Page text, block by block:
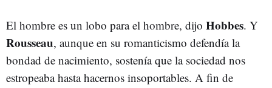
El hombre es un lobo para el hombre, dijo Hobbes. Y
Rousseau, aunque en su romanticismo defendía la
bondad de nacimiento, sostenía que la sociedad nos
estropeaba hasta hacernos insoportables. A fin de